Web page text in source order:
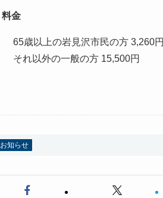
料金
65歳以上の岩見沢市民の方 3,260円
それ以外の一般の方 15,500円
お知らせ